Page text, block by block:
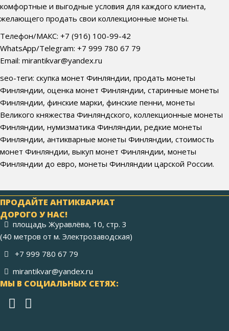
комфортные и выгодные условия для каждого клиента,
желающего продать свои коллекционные монеты.
Телефон/МАКС: +7 (916) 100-99-42
WhatsApp/Telegram: +7 999 780 67 79
Email: mirantikvar@yandex.ru
seo-теги: скупка монет Финляндии, продать монеты
Финляндии, оценка монет Финляндии, старинные монеты
Финляндии, финские марки, финские пенни, монеты
Великого княжества Финляндского, коллекционные монеты
Финляндии, нумизматика Финляндии, редкие монеты
Финляндии, антикварные монеты Финляндии, стоимость
монет Финляндии, выкуп монет Финляндии, монеты
Финляндии до евро, монеты Финляндии царской России.
ПРОДАЙТЕ АНТИКВАРИАТ
ДОРОГО У НАС!
площадь Журавлёва, 10, стр. 3
(40 метров от м. Электрозаводская)
+7 999 780 67 79
mirantikvar@yandex.ru
МЫ В СОЦИАЛЬНЫХ СЕТЯХ: